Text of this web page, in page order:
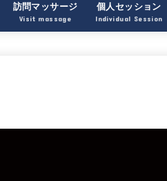
訪問マッサージ
Visit massage
個人セッション
Individual Session